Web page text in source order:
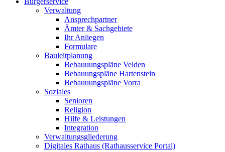
Verwaltung
Ansprechpartner
Ämter & Sachgebiete
Ihr Anliegen
Formulare
Bauleitplanung
Bebauuungspläne Velden
Bebauungspläne Hartenstein
Bebauuungspläne Vorra
Soziales
Senioren
Religion
Hilfe & Leistungen
Integration
Verwaltungsgliederung
Digitales Rathaus (Rathausservice Portal)